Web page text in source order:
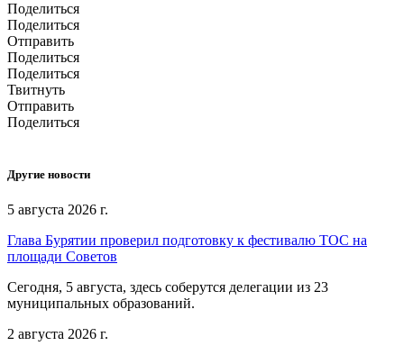
Поделиться
Поделиться
Отправить
Поделиться
Поделиться
Твитнуть
Отправить
Поделиться
Другие новости
5 августа 2026 г.
Глава Бурятии проверил подготовку к фестивалю ТОС на
площади Советов
Сегодня, 5 августа, здесь соберутся делегации из 23
муниципальных образований.
2 августа 2026 г.